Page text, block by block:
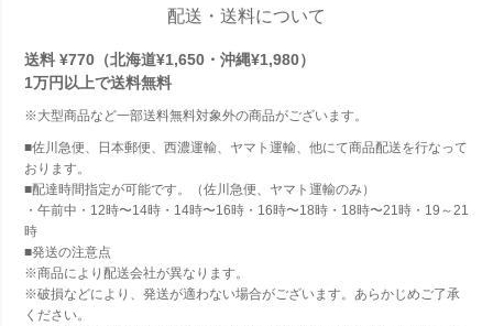
配送・送料について
送料 ¥770（北海道¥1,650・沖縄¥1,980）
1万円以上で送料無料
※大型商品など一部送料無料対象外の商品がございます。
■佐川急便、日本郵便、西濃運輸、ヤマト運輸、他にて商品配送を行なって
おります。
■配達時間指定が可能です。（佐川急便、ヤマト運輸のみ）
・午前中・12時〜14時・14時〜16時・16時〜18時・18時〜21時・19～21
時
■発送の注意点
※商品により配送会社が異なります。
※破損などにより、発送が適わない場合がございます。あらかじめご了承
ください。